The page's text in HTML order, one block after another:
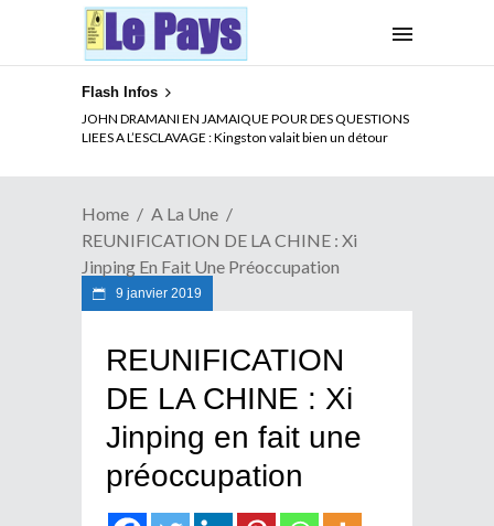
Flash Infos
JOHN DRAMANI EN JAMAIQUE POUR DES QUESTIONS
LIEES A L’ESCLAVAGE : Kingston valait bien un détour
ELECTION DE TALON A LA TETE DU SENAT BENINOIS :
Quand Patrice quitte le pouvoir sans partir !
Home
A La Une
REUNIFICATION DE LA CHINE : Xi
Jinping En Fait Une Préoccupation
9 janvier 2019
REUNIFICATION
DE LA CHINE : Xi
Jinping en fait une
préoccupation